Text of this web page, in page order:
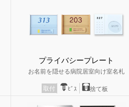
プライバシープレート
お名前を隠せる病院居室向け室名札
取付 ﾋﾞｽ 捨て板